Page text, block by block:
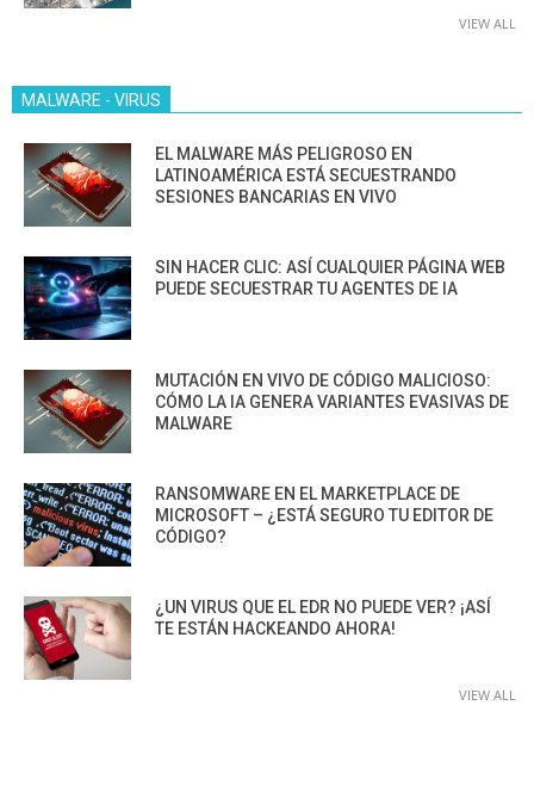
VIEW ALL
MALWARE - VIRUS
EL MALWARE MÁS PELIGROSO EN
LATINOAMÉRICA ESTÁ SECUESTRANDO
SESIONES BANCARIAS EN VIVO
SIN HACER CLIC: ASÍ CUALQUIER PÁGINA WEB
PUEDE SECUESTRAR TU AGENTES DE IA
MUTACIÓN EN VIVO DE CÓDIGO MALICIOSO:
CÓMO LA IA GENERA VARIANTES EVASIVAS DE
MALWARE
RANSOMWARE EN EL MARKETPLACE DE
MICROSOFT – ¿ESTÁ SEGURO TU EDITOR DE
CÓDIGO?
¿UN VIRUS QUE EL EDR NO PUEDE VER? ¡ASÍ
TE ESTÁN HACKEANDO AHORA!
VIEW ALL